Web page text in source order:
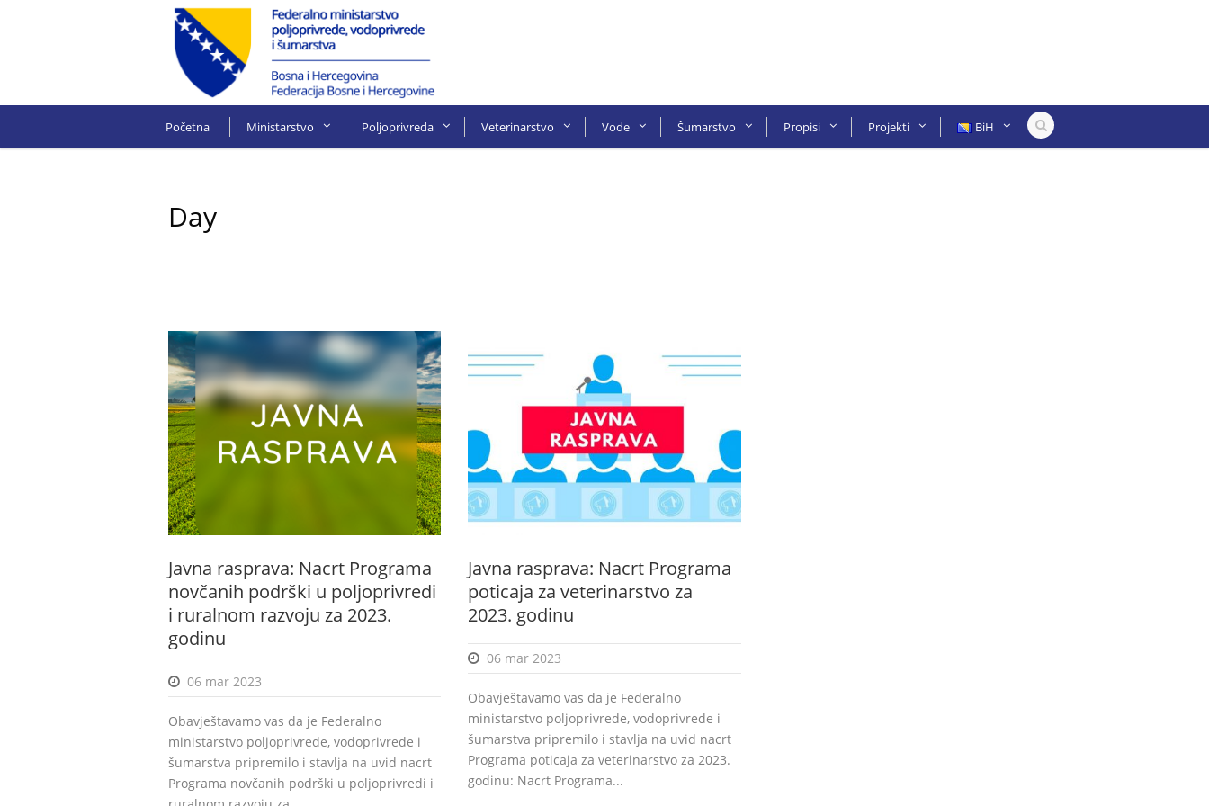
Početna Ministarstvo Poljoprivreda Veterinarstvo Vode Šumarstvo Propisi Projekti BiH
Day
Javna rasprava: Nacrt Programa
novčanih podrški u poljoprivredi
i ruralnom razvoju za 2023.
godinu
06 mar 2023
Obavještavamo vas da je Federalno
ministarstvo poljoprivrede, vodoprivrede i
šumarstva pripremilo i stavlja na uvid nacrt
Programa novčanih podrški u poljoprivredi i
Javna rasprava: Nacrt Programa
poticaja za veterinarstvo za
2023. godinu
06 mar 2023
Obavještavamo vas da je Federalno
ministarstvo poljoprivrede, vodoprivrede i
šumarstva pripremilo i stavlja na uvid nacrt
Programa poticaja za veterinarstvo za 2023.
godinu: Nacrt Programa...